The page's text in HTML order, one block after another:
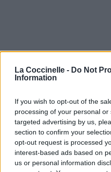
La Coccinelle - Do Not
Information
If you wish to opt-out of the
processing of your personal
targeted advertising by us,
section to confirm your
opt-out request is processed
interest-based ads based on
us or personal information